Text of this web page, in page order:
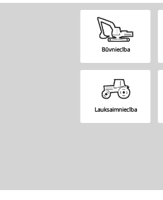
Būvniecība
Lauksaimniecība